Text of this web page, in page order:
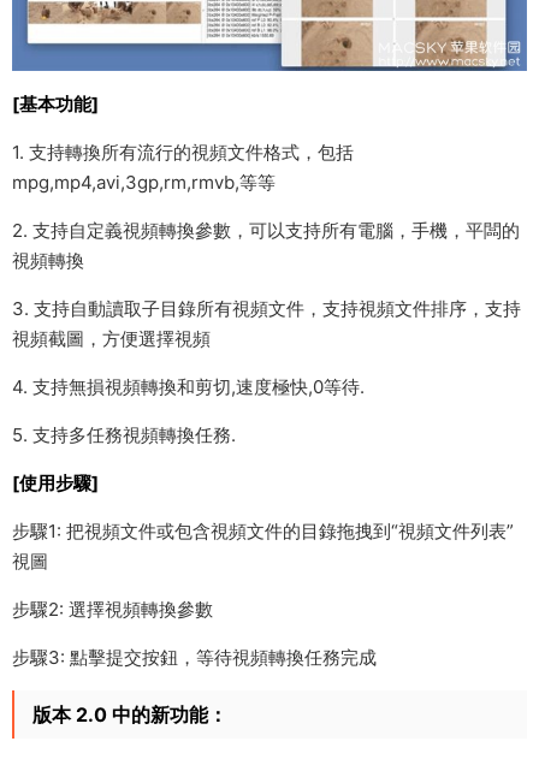
[基本功能]
1. 支持轉換所有流行的視頻文件格式，包括
mpg,mp4,avi,3gp,rm,rmvb,等等
2. 支持自定義視頻轉換參數，可以支持所有電腦，手機，平闆的
視頻轉換
3. 支持自動讀取子目錄所有視頻文件，支持視頻文件排序，支持
視頻截圖，方便選擇視頻
4. 支持無損視頻轉換和剪切,速度極快,0等待.
5. 支持多任務視頻轉換任務.
[使用步驟]
步驟1: 把視頻文件或包含視頻文件的目錄拖拽到“視頻文件列表”
視圖
步驟2: 選擇視頻轉換參數
步驟3: 點擊提交按鈕，等待視頻轉換任務完成
版本 2.0 中的新功能：